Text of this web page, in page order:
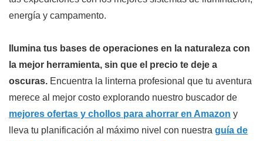
energía y campamento.
Ilumina tus bases de operaciones en la naturaleza con
la mejor herramienta, sin que el precio te deje a
oscuras. Encuentra la linterna profesional que tu aventura
merece al mejor costo explorando nuestro buscador de
mejores ofertas y chollos para ahorrar en Amazon y
lleva tu planificación al máximo nivel con nuestra guía de